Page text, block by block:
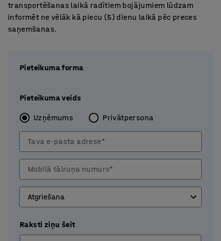
transportēšanas laikā radītiem bojājumiem lūdzam
informēt ne vēlāk kā piecu (5) dienu laikā pēc preces
saņemšanas.
Pieteikuma forma
Pieteikuma veids
Uzņēmums Privātpersona
Tava e-pasta adrese*
Mobilā tālruņa numurs*
Raksti ziņu šeit